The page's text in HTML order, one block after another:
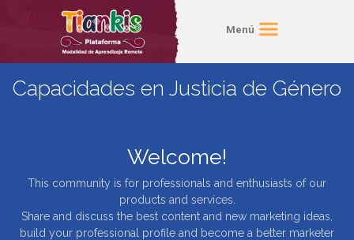
Menú
Capacidades en Justicia de Género
Welcome!
This community is for professionals and enthusiasts of our
products and services.
Share and discuss the best content and new marketing ideas,
build your professional profile and become a better marketer